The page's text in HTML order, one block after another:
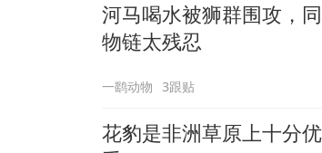
河马喝水被狮群围攻，
物链太残忍
一鹞动物 3跟贴
花豹是非洲草原上十分